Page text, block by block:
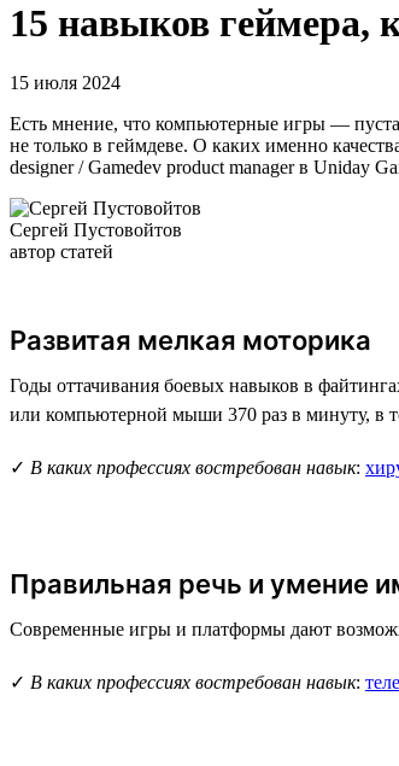
15 навыков геймера,
15 июля 2024
Есть мнение, что компьютерные игры —
не только в геймдеве. О каких именно
designer / Gamedev product manager в Uniday
Сергей Пустовойтов
автор статей
Развитая мелкая моторика
Годы оттачивания боевых навыков в
или компьютерной мыши 370 раз в минуту, в
✓ В каких профессиях востребован навык:
Правильная речь и умение
Современные игры и платформы дают
✓ В каких профессиях востребован навык: